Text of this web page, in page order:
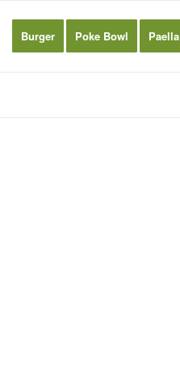
Burger Poke Bowl Paella